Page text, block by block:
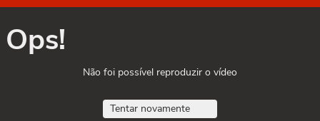
Ops!
Não foi possível reproduzir o vídeo
Tentar novamente